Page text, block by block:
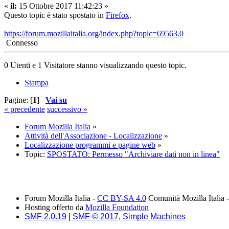
« il: 15 Ottobre 2017 11:42:23 »
Questo topic è stato spostato in Firefox.
https://forum.mozillaitalia.org/index.php?topic=69563.0
Connesso
0 Utenti e 1 Visitatore stanno visualizzando questo topic.
Stampa
Pagine: [1] Vai su
« precedente successivo »
Forum Mozilla Italia »
Attività dell'Associazione - Localizzazione »
Localizzazione programmi e pagine web »
Topic: SPOSTATO: Permesso "Archiviare dati non in linea"
Forum Mozilla Italia - CC BY-SA 4.0 Comunità Mozilla Italia -
Hosting offerto da Mozilla Foundation
SMF 2.0.19
SMF © 2017, Simple Machines